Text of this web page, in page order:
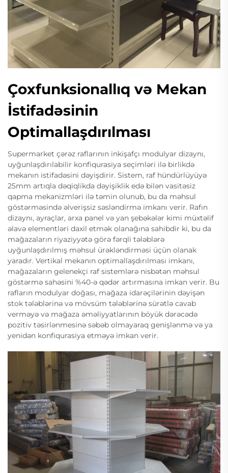
Çoxfunksionallıq və Mekan
İstifadəsinin
Optimallaşdırılması
Supermarket çərəz raflarının inkişafçı modulyar dizaynı,
uyğunlaşdırılabilir konfiqurasiya seçimləri ilə birlikdə
mekanın istifadəsini dəyişdirir. Sistem, raf hündürlüyüyə
25mm artıqla dəqiqlikda dəyişiklik edə bilən vasitəsiz
qapma mekanizmləri ilə təmin olunub, bu da məhsul
göstərməsində əlverişsiz səsləndirmə imkanı verir. Rafın
dizaynı, ayraçlar, arxa panel və yan şebəkələr kimi müxtəlif
əlavə elementləri daxil etmək olanağına sahibdir ki, bu da
mağazaların riyaziyyətə görə fərqli tələblərə
uyğunlaşdırılmış məhsul ürəkləndirməsi üçün olanak
yaradır. Vertikal mekanın optimallaşdırılması imkanı,
mağazaların gelenekçi raf sistemlərə nisbətən məhsul
göstərmə sahəsini %40-ə qədər artırmasına imkan verir. Bu
rafların modulyar doğası, mağaza idarəçilərinin dəyişən
stok tələblərinə və mövsüm tələblərinə sürətlə cavab
verməyə və mağaza əməliyyatlarının böyük dərəcədə
pozitiv təsirlənmesinə səbəb olmayaraq genişlənmə və ya
yenidən konfiqurasiya etməyə imkan verir.